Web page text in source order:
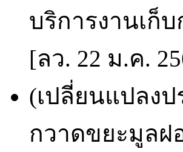
บริการงานเก็
[ลว. 22 ม.ค.
(เปลี่ยนแปลง
กวาดขยะมูลฝ